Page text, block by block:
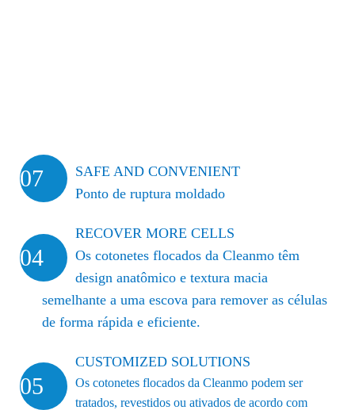
07
SAFE AND CONVENIENT
Ponto de ruptura moldado
04
RECOVER MORE CELLS
Os cotonetes flocados da Cleanmo têm
design anatômico e textura macia
semelhante a uma escova para remover as células
de forma rápida e eficiente.
05
CUSTOMIZED SOLUTIONS
Os cotonetes flocados da Cleanmo podem ser
tratados, revestidos ou ativados de acordo com